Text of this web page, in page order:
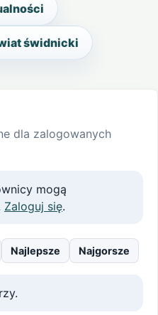
świdnicki
dla zalogowanych
mogą
Zaloguj się.
Najlepsze Najgorsze